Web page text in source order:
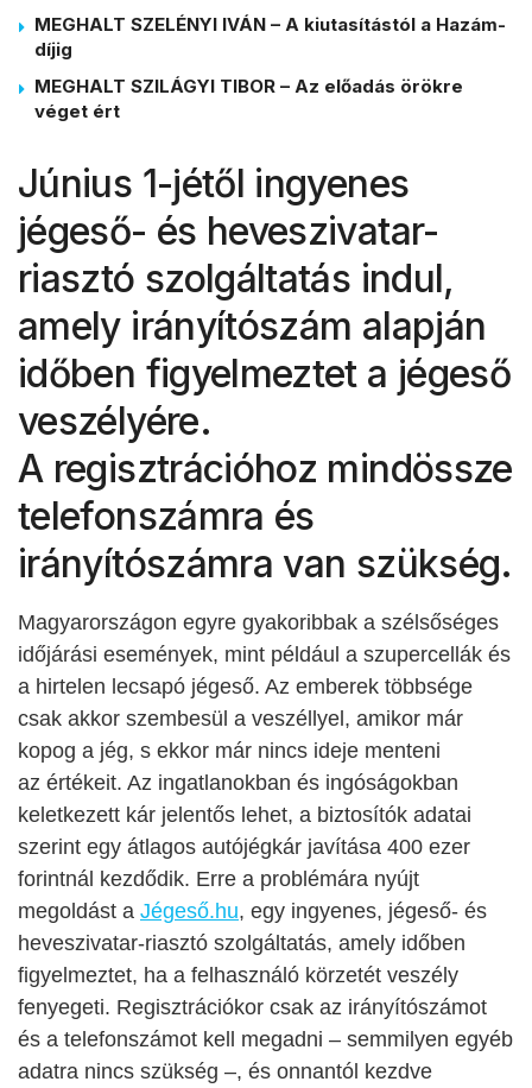
MEGHALT SZELÉNYI IVÁN – A kiutasítástól a Hazám-
díjig
MEGHALT SZILÁGYI TIBOR – Az előadás örökre
véget ért
Június 1-jétől ingyenes
jégeső- és heveszivatar-
riasztó szolgáltatás indul,
amely irányítószám alapján
időben figyelmeztet a jégeső
veszélyére.
A regisztrációhoz mindössze
telefonszámra és
irányítószámra van szükség.
Magyarországon egyre gyakoribbak a szélsőséges
időjárási események, mint például a szupercellák és
a hirtelen lecsapó jégeső. Az emberek többsége
csak akkor szembesül a veszéllyel, amikor már
kopog a jég, s ekkor már nincs ideje menteni
az értékeit. Az ingatlanokban és ingóságokban
keletkezett kár jelentős lehet, a biztosítók adatai
szerint egy átlagos autójégkár javítása 400 ezer
forintnál kezdődik. Erre a problémára nyújt
megoldást a Jégeső.hu, egy ingyenes, jégeső- és
heveszivatar-riasztó szolgáltatás, amely időben
figyelmeztet, ha a felhasználó körzetét veszély
fenyegeti. Regisztrációkor csak az irányítószámot
és a telefonszámot kell megadni – semmilyen egyéb
adatra nincs szükség –, és onnantól kezdve